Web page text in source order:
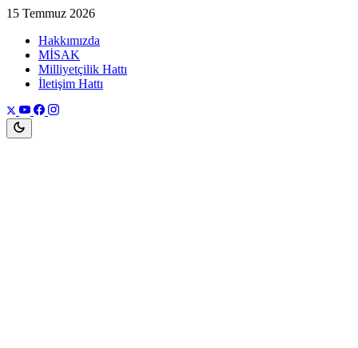
15 Temmuz 2026
Hakkımızda
MİSAK
Milliyetçilik Hattı
İletişim Hattı